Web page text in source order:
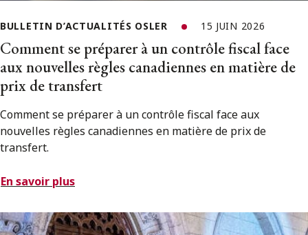
BULLETIN D’ACTUALITÉS OSLER 15 JUIN 2026
Comment se préparer à un contrôle fiscal face
aux nouvelles règles canadiennes en matière de
prix de transfert
Comment se préparer à un contrôle fiscal face aux
nouvelles règles canadiennes en matière de prix de
transfert.
En savoir plus